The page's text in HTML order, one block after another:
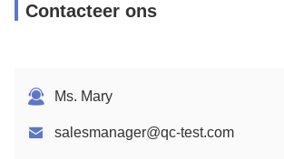
Contacteer ons
Ms. Mary
salesmanager@qc-test.com